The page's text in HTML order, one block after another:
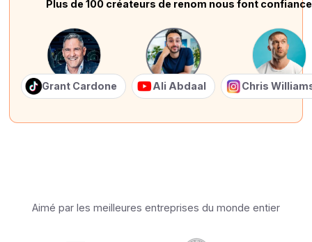
Plus de 100 créateurs de renom nous font confiance
Grant Cardone Ali Abdaal Chris
Aimé par les meilleures entreprises du monde entier